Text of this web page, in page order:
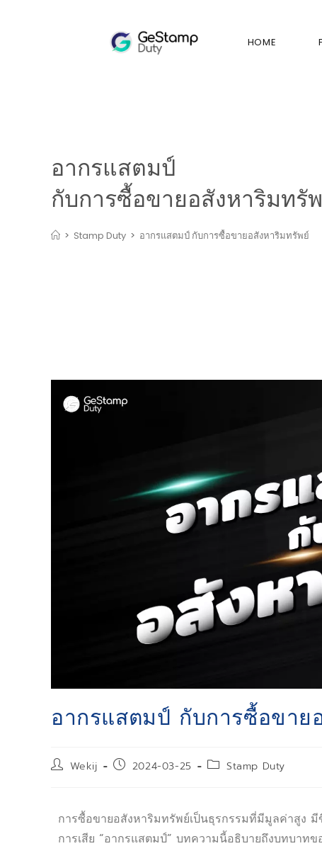
HOME
อากรแสตมป์
กับการซื้อขายอสังหาริมทรั
> Stamp Duty > อากรแสตมป์ กับการซื้อขายอสังหาริมทรัพย์
อากรแสตมป์ กับการซื้อขาย
Wekij 2024-03-25 Stamp Duty
การซื้อขายอสังหาริมทรัพย์เป็นธุรกรรมที่มีมูลค่าสูง
การเสีย “อากรแสตมป์” บทความนี้อธิบายถึงบทบา